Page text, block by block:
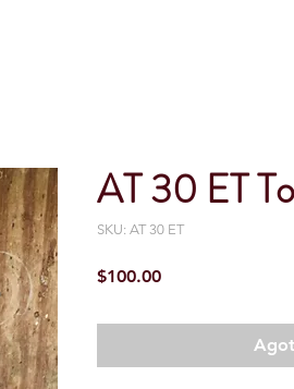
AT 30 ET
SKU: AT 30 ET
$100.00Precio